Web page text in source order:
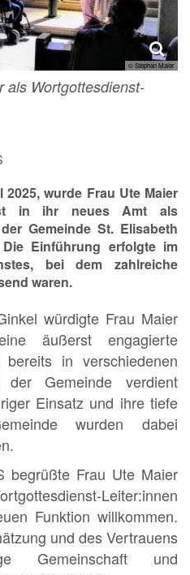
© Stephan Maier
als Wortgottesdienst-
wurde Frau Ute Maier
in ihr neues Amt als
Gemeinde St. Elisabeth
Einführung erfolgte im
bei dem zahlreiche
waren.
würdigte Frau Maier
äußerst engagierte
in verschiedenen
der Gemeinde verdient
Einsatz und ihre tiefe
wurden dabei
begrüßte Frau Ute Maier
Leiter:innen
Funktion willkommen.
und des Vertrauens
Gemeinschaft und